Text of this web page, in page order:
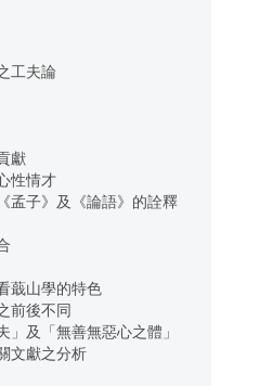
工夫論
獻
性情才
孟子》及《論語》的詮釋
蕺山學的特色
前後不同
及「無善無惡心之體」
文獻之分析